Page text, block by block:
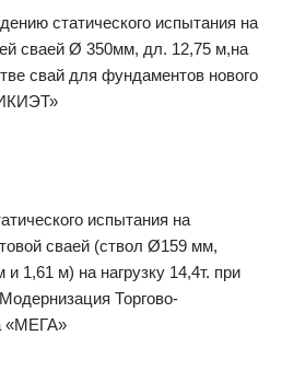
статического испытания на
сваей Ø 350мм, дл. 12,75 м,на
свай для фундаментов нового
испытания на
сваей (ствол Ø159 мм,
1,61 м) на нагрузку 14,4т. при
Торгово-
«МЕГА»